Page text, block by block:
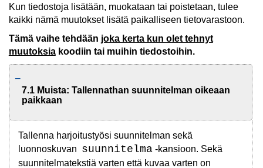
Kun tiedostoja lisätään, muokataan tai poistetaan, tulee
kaikki nämä muutokset lisätä paikalliseen tietovarastoon.
Tämä vaihe tehdään joka kerta kun olet tehnyt
muutoksiakoodiin tai muihin tiedostoihin.
7.1 Muista: Tallennathan suunnitelman oikeaan
paikkaan
Tallenna harjoitustyösi suunnitelman sekä
luonnoskuvan suunnitelma -kansioon. Sekä
suunnitelmatekstiä varten että kuvaa varten on